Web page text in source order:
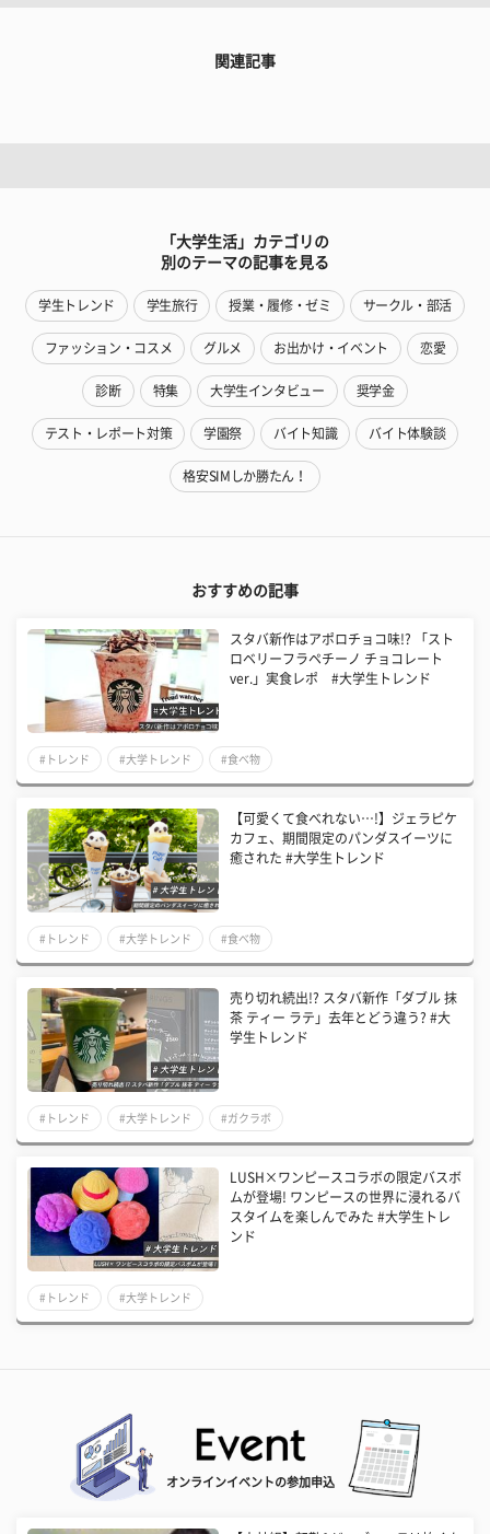
関連記事
「大学生活」カテゴリの
別のテーマの記事を見る
学生トレンド 学生旅行 授業・履修・ゼミ サークル・部活
ファッション・コスメ グルメ お出かけ・イベント 恋愛
診断 特集 大学生インタビュー 奨学金
テスト・レポート対策 学園祭 バイト知識 バイト体験談
格安SIMしか勝たん！
おすすめの記事
スタバ新作はアポロチョコ味!? 「スト
ロベリーフラペチーノ チョコレート
ver.」実食レポ #大学生トレンド
#トレンド #大学トレンド #食べ物
【可愛くて食べれない…!】ジェラピケ
カフェ、期間限定のパンダスイーツに
癒された #大学生トレンド
#トレンド #大学トレンド #食べ物
売り切れ続出!? スタバ新作「ダブル 抹
茶 ティー ラテ」去年とどう違う? #大
学生トレンド
#トレンド #大学トレンド #ガクラボ
LUSH×ワンピースコラボの限定バスボ
ムが登場! ワンピースの世界に浸れるバ
スタイムを楽しんでみた #大学生トレ
ンド
#トレンド #大学トレンド
オンラインイベントの参加申込